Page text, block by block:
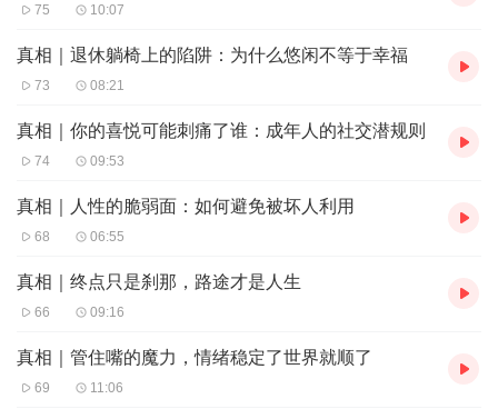
75 10:07
真相｜退休躺椅上的陷阱：为什么悠闲不等于幸福
73 08:21
真相｜你的喜悦可能刺痛了谁：成年人的社交潜规则
74 09:53
真相｜人性的脆弱面：如何避免被坏人利用
68 06:55
真相｜终点只是刹那，路途才是人生
66 09:16
真相｜管住嘴的魔力，情绪稳定了世界就顺了
69 11:06